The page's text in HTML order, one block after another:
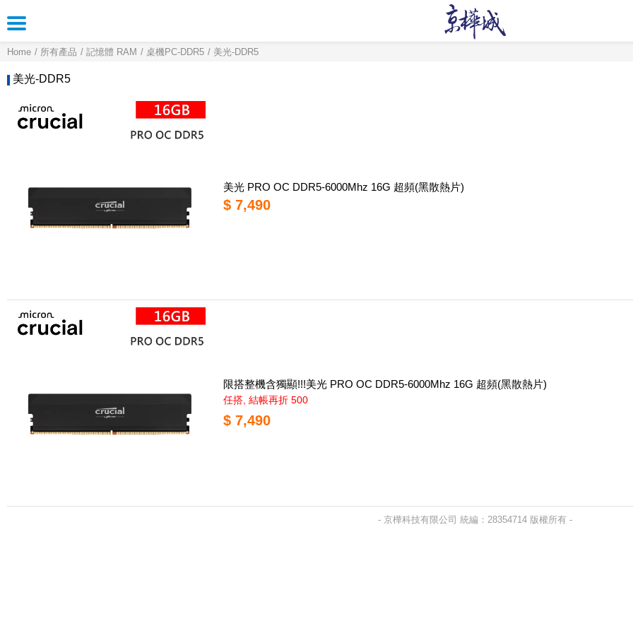
Home 所有產品 記憶體 RAM 桌機PC-DDR5 美光-DDR5
美光-DDR5
美光 PRO OC DDR5-6000Mhz 16G 超頻(黑散熱片)
$ 7,490
限搭整機含獨顯!!!美光 PRO OC DDR5-6000Mhz 16G 超頻(黑散熱片)
任搭, 結帳再折 500
$ 7,490
- 京樺科技有限公司 統編：28354714 版權所有 -